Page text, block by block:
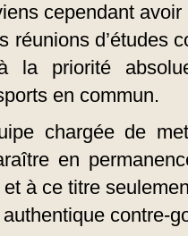
cependant
réunions d’études
la priorité
en commun.
chargée de
en
à ce titre
authentique contre-